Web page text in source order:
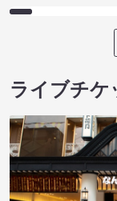
ライブチケ